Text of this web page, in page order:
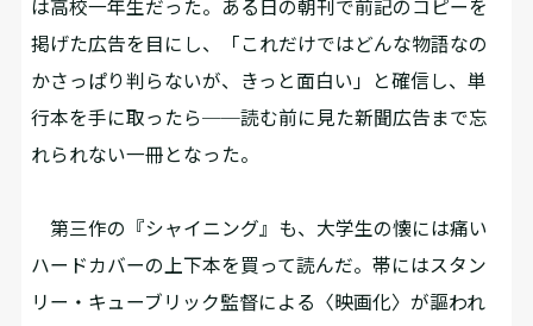
は高校一年生だった。ある日の朝刊で前記のコピーを
掲げた広告を目にし、「これだけではどんな物語なの
かさっぱり判らないが、きっと面白い」と確信し、単
行本を手に取ったら──読む前に見た新聞広告まで忘
れられない一冊となった。
第三作の『シャイニング』も、大学生の懐には痛い
ハードカバーの上下本を買って読んだ。帯にはスタン
リー・キューブリック監督による〈映画化〉が謳われ